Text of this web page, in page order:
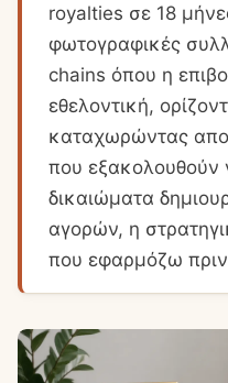
royalties σε 18
φωτογραφικές
chains όπου η
εθελοντική,
καταχωρώντας
που εξακολουθούν
δικαιώματα
αγορών, η
που εφαρμόζω